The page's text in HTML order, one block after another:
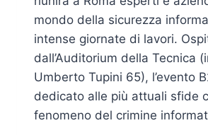
mondo della sicurezza
intense giornate di lavori.
dall’Auditorium della Tecnica
Umberto Tupini 65), l’evento
dedicato alle più attuali sfide
fenomeno del crimine